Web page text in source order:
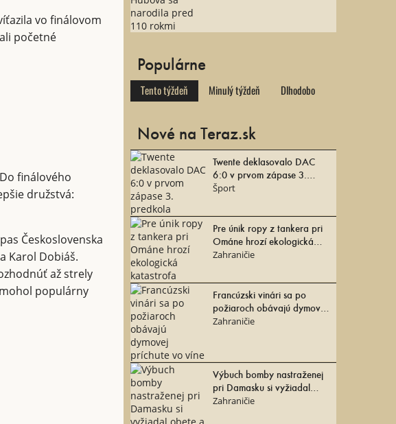
vo finálovom
početné
finálového
družstvá:
Československa
Karol Dobiáš.
až strely
populárny
Populárne
Tento týždeň Minulý týždeň Dlhodobo
Nové na Teraz.sk
Twente deklasovalo DAC
6:0 v prvom zápase 3.
predkola
Šport
Pre únik ropy z tankera pri
Ománe hrozí ekologická
katastrofa
Zahraničie
Francúzski vinári sa po
požiaroch obávajú dymovej
príchute vo víne
Zahraničie
Výbuch bomby nastraženej
pri Damasku si vyžiadal
obete a zranených
Zahraničie